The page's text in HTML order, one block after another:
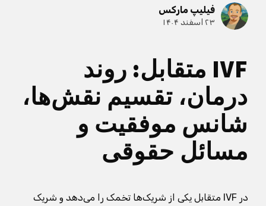
فیلیپ مارکس
۲۳ اسفند ۱۴۰۴
IVF متقابل: روند
درمان، تقسیم نقش‌ها،
شانس موفقیت و
مسائل حقوقی
در IVF متقابل یکی از شریک‌ها تخمک را می‌دهد و شریک